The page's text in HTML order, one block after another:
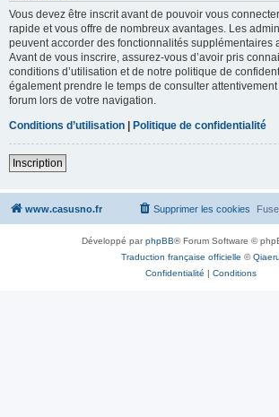
Vous devez être inscrit avant de pouvoir vous
rapide et vous offre de nombreux avantages. Les
peuvent accorder des fonctionnalités supplémentaires
Avant de vous inscrire, assurez-vous d’avoir pris
conditions d’utilisation et de notre politique de
également prendre le temps de consulter
forum lors de votre navigation.
Conditions d’utilisation | Politique de confidentialité
Inscription
www.casusno.fr Supprimer les cookies
Développé parphpBB® Forum Software ©
Traduction française officielle ©Qiaeru
Confidentialité | Conditions